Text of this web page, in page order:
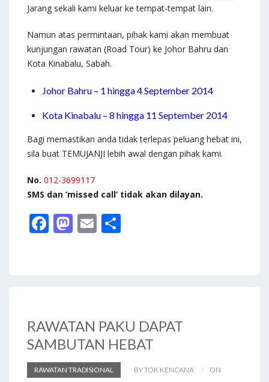
Jarang sekali kami keluar ke tempat-tempat lain.
Namun atas permintaan, pihak kami akan membuat
kunjungan rawatan (Road Tour) ke Johor Bahru dan
Kota Kinabalu, Sabah.
Johor Bahru – 1 hingga 4 September 2014
Kota Kinabalu – 8 hingga 11 September 2014
Bagi memastikan anda tidak terlepas peluang hebat ini,
sila buat TEMUJANJI lebih awal dengan pihak kami.
No. 012-3699117
SMS dan ‘missed call’ tidak akan dilayan.
F
o
k
M
n
E
RAWATAN PAKU DAPAT
SAMBUTAN HEBAT
RAWATAN TRADISIONAL BY TOK KENCANA ON